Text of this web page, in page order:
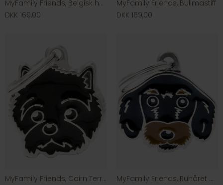
MyFamily Friends, Belgisk hyrdehund
DKK 169,00
MyFamily Friends, Bullmastiff
DKK 169,00
MyFamily Friends, Cairn Terrier
MyFamily Friends, Ruhåret Gravhund